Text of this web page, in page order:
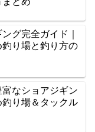
グ完全ガイド｜
り場と釣り方の
富なショアジギン
り場＆タックル